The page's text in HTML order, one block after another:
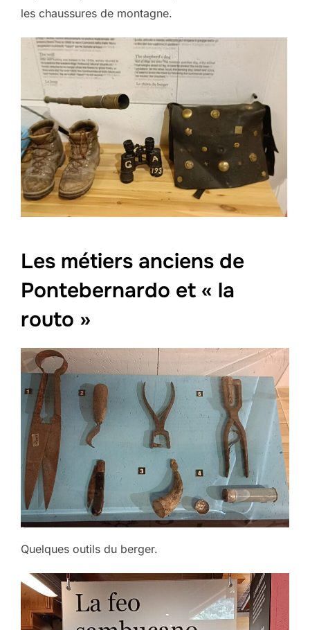
les chaussures de montagne.
Les métiers anciens de
Pontebernardo et « la
routo »
Quelques outils du berger.